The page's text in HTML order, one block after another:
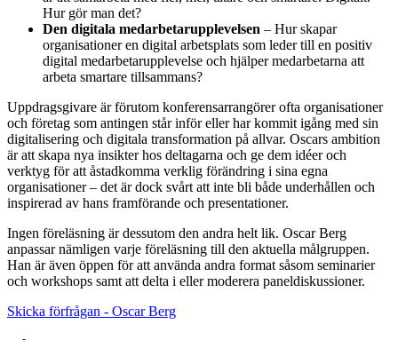
Hur gör man det?
Den digitala medarbetarupplevelsen – Hur skapar
organisationer en digital arbetsplats som leder till en positiv
digital medarbetarupplevelse och hjälper medarbetarna att
arbeta smartare tillsammans?
Uppdragsgivare är förutom konferensarrangörer ofta organisationer
och företag som antingen står inför eller har kommit igång med sin
digitalisering och digitala transformation på allvar. Oscars ambition
är att skapa nya insikter hos deltagarna och ge dem idéer och
verktyg för att åstadkomma verklig förändring i sina egna
organisationer – det är dock svårt att inte bli både underhållen och
inspirerad av hans framförande och presentationer.
Ingen föreläsning är dessutom den andra helt lik. Oscar Berg
anpassar nämligen varje föreläsning till den aktuella målgruppen.
Han är även öppen för att använda andra format såsom seminarier
och workshops samt att delta i eller moderera paneldiskussioner.
Skicka förfrågan - Oscar Berg